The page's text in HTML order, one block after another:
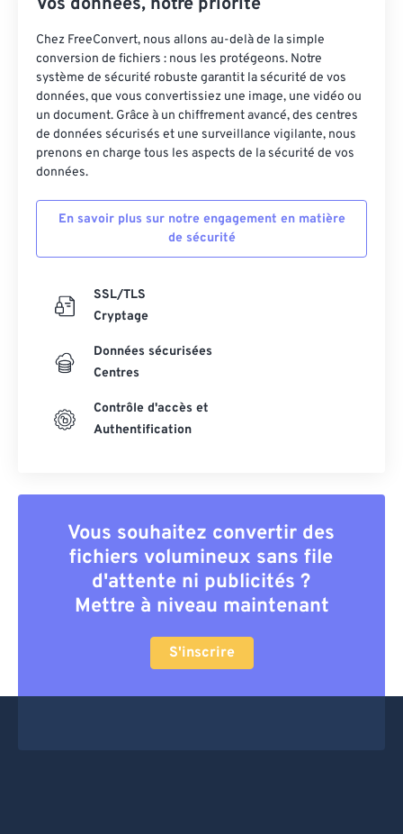
Chez FreeConvert, nous allons au-delà de la simple
conversion de fichiers : nous les protégeons. Notre
système de sécurité robuste garantit la sécurité de vos
données, que vous convertissiez une image, une vidéo ou
un document. Grâce à un chiffrement avancé, des centres
de données sécurisés et une surveillance vigilante, nous
prenons en charge tous les aspects de la sécurité de vos
données.
En savoir plus sur notre engagement en matière
de sécurité
SSL/TLS
Cryptage
Données sécurisées
Centres
Contrôle d'accès et
Authentification
Vous souhaitez convertir des
fichiers volumineux sans file
d'attente ni publicités ?
Mettre à niveau maintenant
S'inscrire